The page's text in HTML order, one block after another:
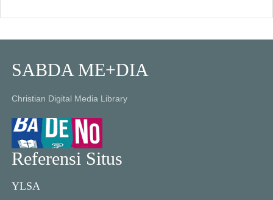
SABDA ME+DIA
Christian Digital Media Library
Referensi Situs
YLSA